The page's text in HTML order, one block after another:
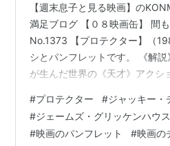
【週末息子と見る映画】の
満足ブログ 【０８映画缶】 間
No.1373 【プロテクター】（
シとパンフレットです。 《解
が生んだ世界の《天才》アクシ
べる』をモットーにしている【
の《鬼才》ジェームズ・グリッ
な才能の出逢いから生まれた【
#プロテクター #ジャッキー・
#ジェームズ・グリッケンハウ
#映画のパンフレット #映画の